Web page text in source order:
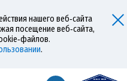
нашего веб‑сайта
посещение веб‑сайта,
.